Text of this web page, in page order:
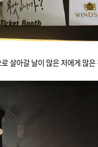
살아갈 날이 많은 저에게 많